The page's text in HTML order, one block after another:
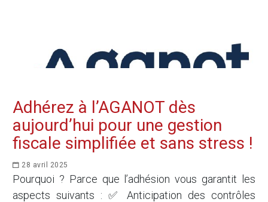
Adhérez à l’AGANOT dès
aujourd’hui pour une gestion
fiscale simplifiée et sans stress !
28 avril 2025
Pourquoi ? Parce que l’adhésion vous garantit les
aspects suivants : ✅ Anticipation des contrôles